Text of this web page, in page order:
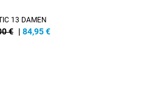
13 DAMEN
€ | 84,95€